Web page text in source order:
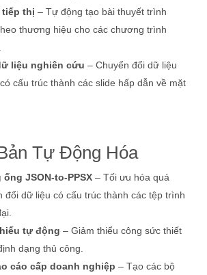
tiếp thị – Tự động tạo bài thuyết trình
thương hiệu cho các chương trình
liệu nghiên cứu – Chuyển đổi dữ liệu
cấu trúc thành các slide hấp dẫn về mặt
Tự Động Hóa
JSON-to-PPSX – Tối ưu hóa quá
đổi dữ liệu có cấu trúc thành các tệp trình
tự động – Giảm thiểu công sức thiết
dạng thủ công.
cáo cấp doanh nghiệp – Tạo các bộ